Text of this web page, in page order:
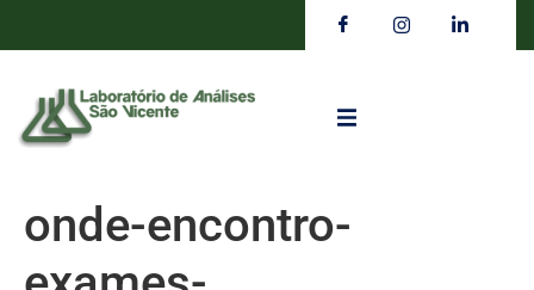
onde-encontro-